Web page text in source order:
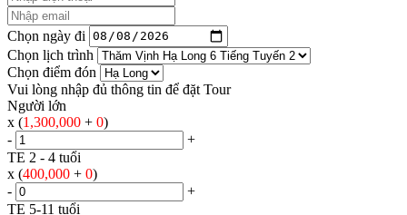
Chọn ngày đi
Chọn lịch trình
Chọn điểm đón
Vui lòng nhập đủ thông tin để đặt Tour
Người lớn
x (1,300,000 + 0)
-
+
TE 2 - 4 tuổi
x (400,000 + 0)
-
+
TE 5-11 tuổi